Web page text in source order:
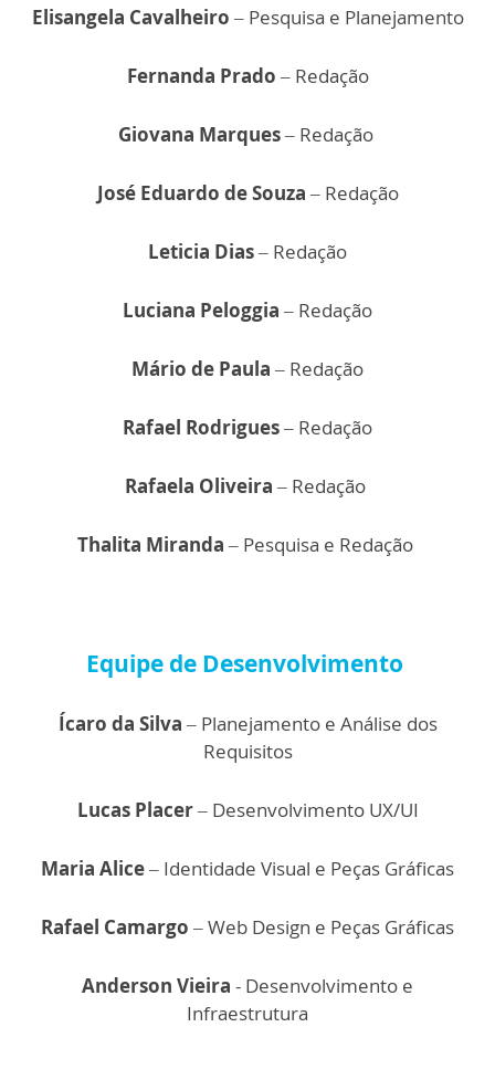
Elisangela Cavalheiro – Pesquisa e Planejamento
Fernanda Prado – Redação
Giovana Marques– Redação
José Eduardo de Souza – Redação
Leticia Dias– Redação
Luciana Peloggia – Redação
Mário de Paula – Redação
Rafael Rodrigues– Redação
Rafaela Oliveira – Redação
Thalita Miranda – Pesquisa e Redação
Equipe de Desenvolvimento
Ícaro da Silva – Planejamento e Análise dos
Requisitos
Lucas Placer–Desenvolvimento UX/UI
Maria Alice– Identidade Visual e Peças Gráficas
Rafael Camargo – Web Design e Peças Gráficas
Anderson Vieira - Desenvolvimento e
Infraestrutura